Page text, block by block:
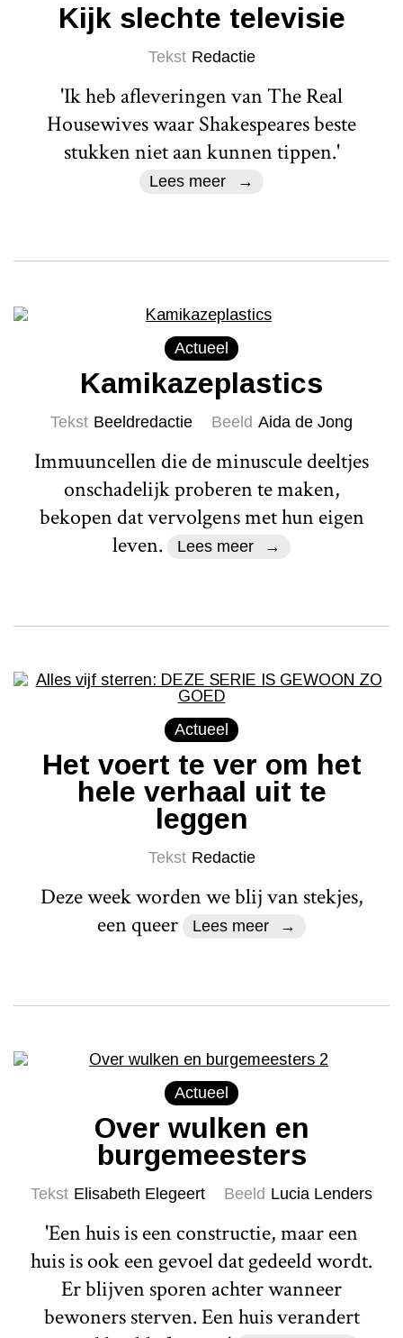
Kijk slechte televisie
Tekst Redactie
'Ik heb afleveringen van The Real
Housewives waar Shakespeares beste
stukken niet aan kunnen tippen.'
Lees meer
Actueel
Kamikazeplastics
Tekst Beeldredactie Beeld Aida de Jong
Immuuncellen die de minuscule deeltjes
onschadelijk proberen te maken,
bekopen dat vervolgens met hun eigen
leven.
Lees meer
Actueel
Het voert te ver om het
hele verhaal uit te
leggen
Tekst Redactie
Deze week worden we blij van stekjes,
een queer
Lees meer
Actueel
Over wulken en
burgemeesters
Tekst Elisabeth Elegeert Beeld Lucia Lenders
'Een huis is een constructie, maar een
huis is ook een gevoel dat gedeeld wordt.
Er blijven sporen achter wanneer
bewoners sterven. Een huis verandert